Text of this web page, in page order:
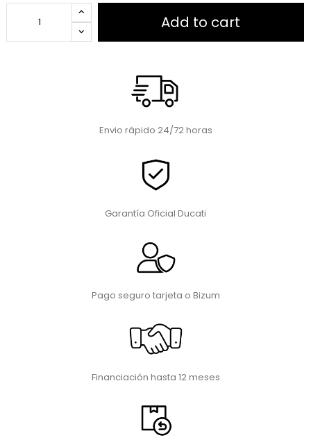
Add to cart
Envio rápido 24/72 horas
Garantía Oficial Ducati
Pago seguro tarjeta o Bizum
Financiación hasta 12 meses